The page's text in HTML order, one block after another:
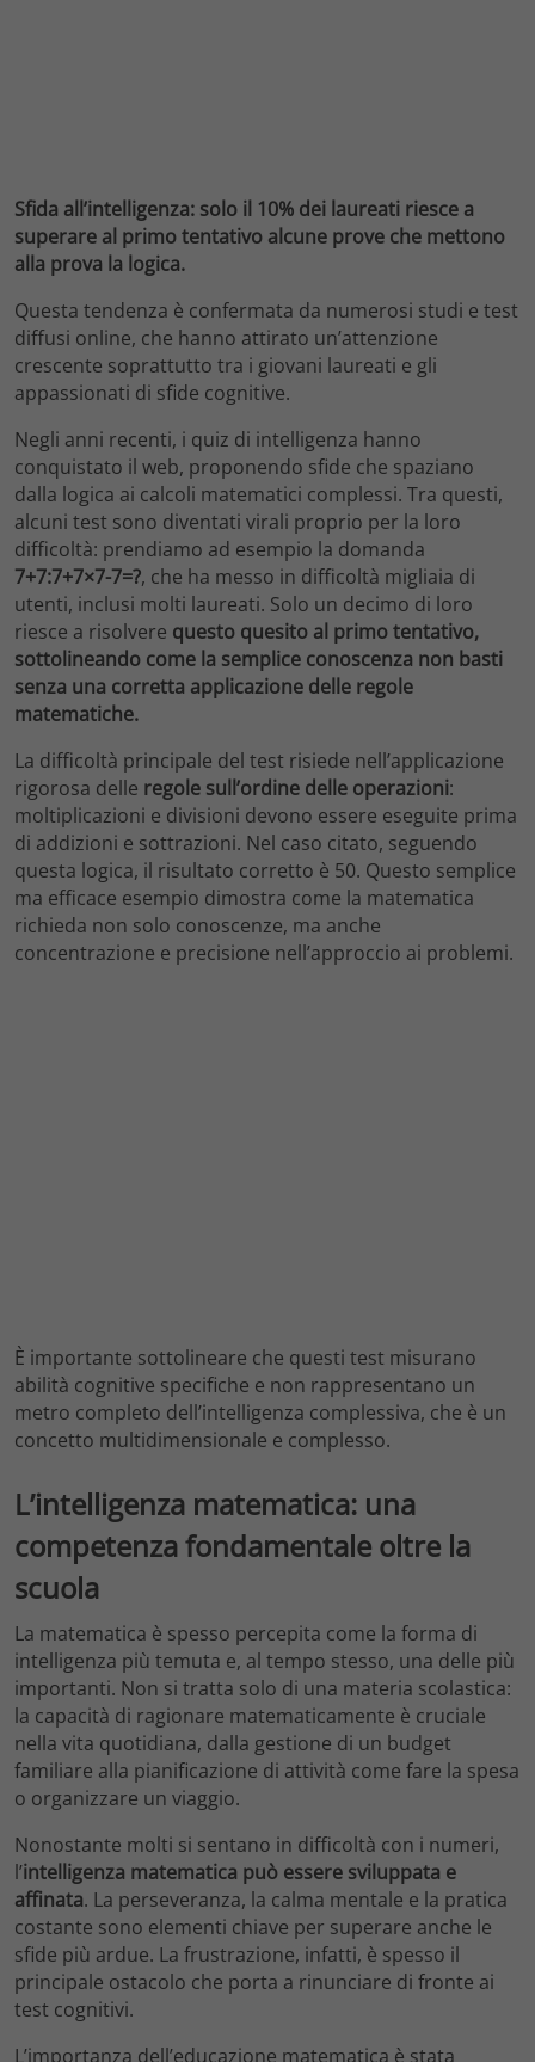
Sfida all’intelligenza: solo il 10% dei laureati riesce a
superare al primo tentativo alcune prove che mettono
alla prova la logica.
Questa tendenza è confermata da numerosi studi e test
diffusi online, che hanno attirato un’attenzione
crescente soprattutto tra i giovani laureati e gli
appassionati di sfide cognitive.
Negli anni recenti, i quiz di intelligenza hanno
conquistato il web, proponendo sfide che spaziano
dalla logica ai calcoli matematici complessi. Tra questi,
alcuni test sono diventati virali proprio per la loro
difficoltà: prendiamo ad esempio la domanda
7+7:7+7×7-7=?, che ha messo in difficoltà migliaia di
utenti, inclusi molti laureati. Solo un decimo di loro
riesce a risolvere questo quesito al primo tentativo,
sottolineando come la semplice conoscenza non basti
senza una corretta applicazione delle regole
matematiche.
La difficoltà principale del test risiede nell’applicazione
rigorosa delle regole sull’ordine delle operazioni:
moltiplicazioni e divisioni devono essere eseguite prima
di addizioni e sottrazioni. Nel caso citato, seguendo
questa logica, il risultato corretto è 50. Questo semplice
ma efficace esempio dimostra come la matematica
richieda non solo conoscenze, ma anche
concentrazione e precisione nell’approccio ai problemi.
È importante sottolineare che questi test misurano
abilità cognitive specifiche e non rappresentano un
metro completo dell’intelligenza complessiva, che è un
concetto multidimensionale e complesso.
L’intelligenza matematica: una
competenza fondamentale oltre la
scuola
La matematica è spesso percepita come la forma di
intelligenza più temuta e, al tempo stesso, una delle più
importanti. Non si tratta solo di una materia scolastica:
la capacità di ragionare matematicamente è cruciale
nella vita quotidiana, dalla gestione di un budget
familiare alla pianificazione di attività come fare la spesa
o organizzare un viaggio.
Nonostante molti si sentano in difficoltà con i numeri,
l’intelligenza matematica può essere sviluppata e
affinata. La perseveranza, la calma mentale e la pratica
costante sono elementi chiave per superare anche le
sfide più ardue. La frustrazione, infatti, è spesso il
principale ostacolo che porta a rinunciare di fronte ai
test cognitivi.
L’importanza dell’educazione matematica è stata